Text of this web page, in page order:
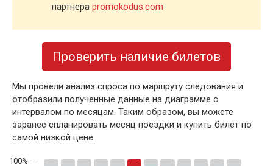
партнера promokodus.com
Проверить наличие билетов
Мы провели анализ спроса по маршруту следования и
отобразили полученные данные на диаграмме с
интервалом по месяцам. Таким образом, вы можете
заранее спланировать месяц поездки и купить билет по
самой низкой цене.